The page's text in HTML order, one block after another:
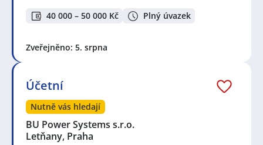
40 000 – 50 000 Kč Plný úvazek
Zveřejněno: 5. srpna
Účetní
Nutně vás hledají
BU Power Systems s.r.o.
Letňany, Praha